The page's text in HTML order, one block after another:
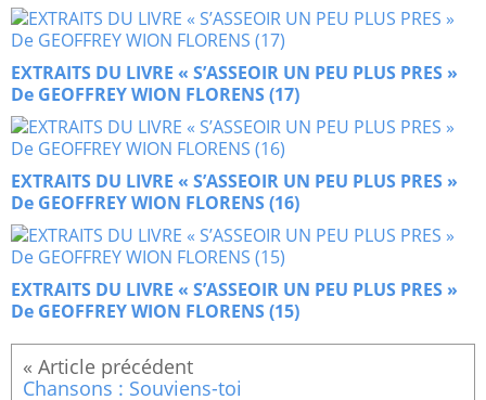
EXTRAITS DU LIVRE « S’ASSEOIR UN PEU PLUS PRES »
De GEOFFREY WION FLORENS (17)
EXTRAITS DU LIVRE « S’ASSEOIR UN PEU PLUS PRES »
De GEOFFREY WION FLORENS (16)
EXTRAITS DU LIVRE « S’ASSEOIR UN PEU PLUS PRES »
De GEOFFREY WION FLORENS (15)
Chansons : Souviens-toi